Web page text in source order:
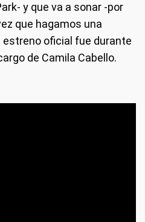
y que va a sonar -por
que hagamos una
estreno oficial fue durante
de Camila Cabello.